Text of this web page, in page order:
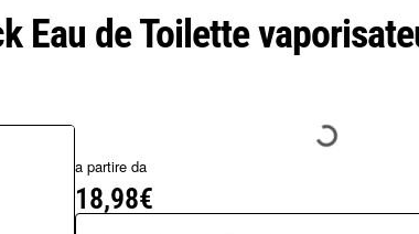
Eau de Toilette
a partire da
18,98€